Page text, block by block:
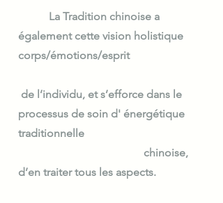
La Tradition chinoise a
également cette vision holistique
corps/émotions/esprit
de l’individu, et s’efforce dans le
processus de soin d' énergétique
traditionnelle
chinoise,
d’en traiter tous les aspects.